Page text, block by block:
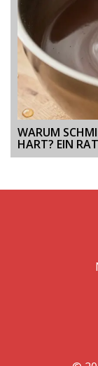
WARUM
HART? EIN